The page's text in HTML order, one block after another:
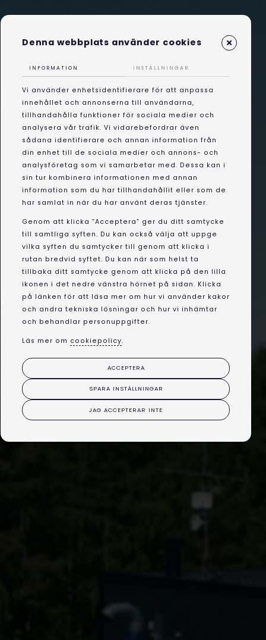
Denna webbplats använder cookies
INFORMATION INSTÄLLNINGAR
Vi använder enhetsidentifierare för att anpassa
innehållet och annonserna till användarna,
tillhandahålla funktioner för sociala medier och
analysera vår trafik. Vi vidarebefordrar även
sådana identifierare och annan information från
din enhet till de sociala medier och annons- och
analysföretag som vi samarbetar med. Dessa kan i
sin tur kombinera informationen med annan
information som du har tillhandahållit eller som de
har samlat in när du har använt deras tjänster.
Genom att klicka ”Acceptera” ger du ditt samtycke
till samtliga syften. Du kan också välja att uppge
vilka syften du samtycker till genom att klicka i
rutan bredvid syftet. Du kan när som helst ta
tillbaka ditt samtycke genom att klicka på den lilla
ikonen i det nedre vänstra hörnet på sidan. Klicka
på länken för att läsa mer om hur vi använder kakor
och andra tekniska lösningar och hur vi inhämtar
och behandlar personuppgifter.
Läs mer om cookiepolicy.
JAG ACCEPTERAR INTE
SPARA INSTÄLLNINGAR
ACCEPTERA